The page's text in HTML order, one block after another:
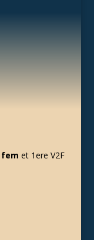
fem et 1ere V2F